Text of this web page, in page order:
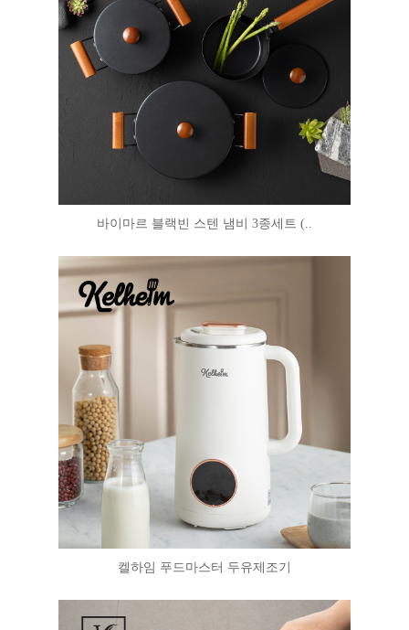
바이마르 블랙빈 스텐 냄비 3종세트 (..
켈하임 푸드마스터 두유제조기